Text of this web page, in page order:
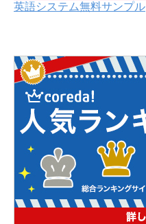
英語システム無料サンプル